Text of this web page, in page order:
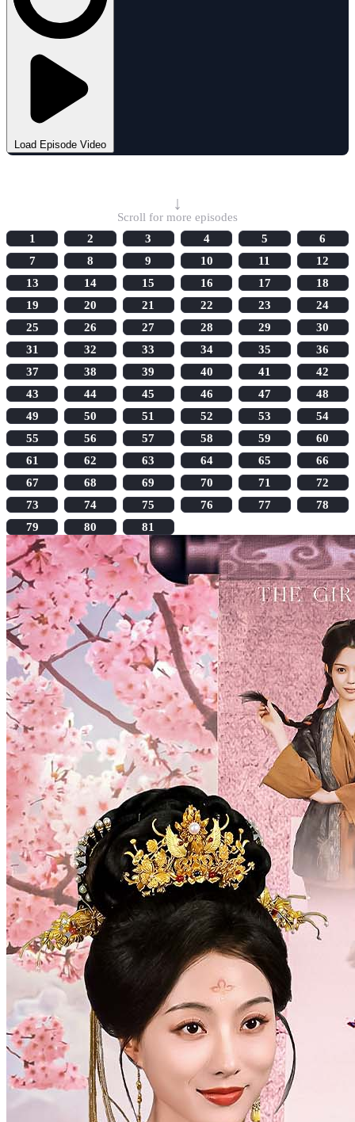
Load Episode Video
↓
Scroll for more episodes
1
2 3 4 5
6
7
8 9 10 11
12
13
14 15 16 17
18
19
20 21 22 23
24
25
26 27 28 29
30
31
32 33 34 35
36
37
38 39 40 41
42
43
44 45 46 47
48
49
50 51 52 53
54
55
56 57 58 59
60
61
62 63 64 65
66
67
68 69 70 71
72
73
74 75 76 77
78
79
80 81